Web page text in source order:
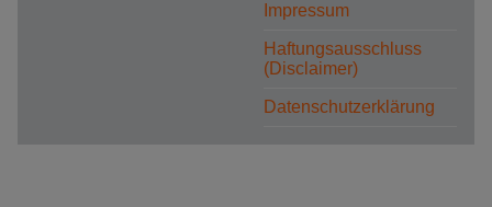
Impressum
Haftungsausschluss
(Disclaimer)
Datenschutzerklärung